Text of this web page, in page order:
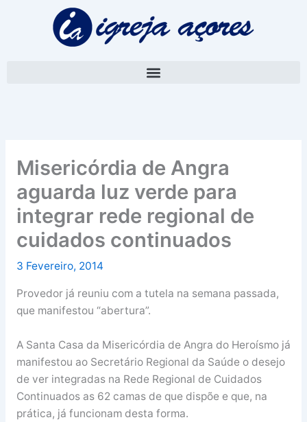
Misericórdia de Angra
aguarda luz verde para
integrar rede regional de
cuidados continuados
3 Fevereiro, 2014
Provedor já reuniu com a tutela na semana passada,
que manifestou “abertura”.
A Santa Casa da Misericórdia de Angra do Heroísmo já
manifestou ao Secretário Regional da Saúde o desejo
de ver integradas na Rede Regional de Cuidados
Continuados as 62 camas de que dispõe e que, na
prática, já funcionam desta forma.